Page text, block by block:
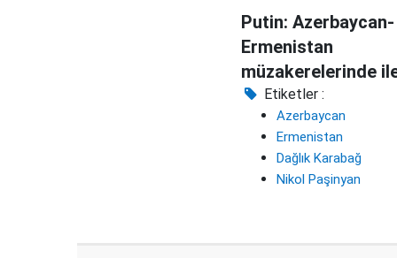
Putin: Azerbaycan-
Ermenistan
müzakerelerinde
varEtiketler :
Azerbaycan
Ermenistan
Dağlık Karabağ
Nikol Paşinyan